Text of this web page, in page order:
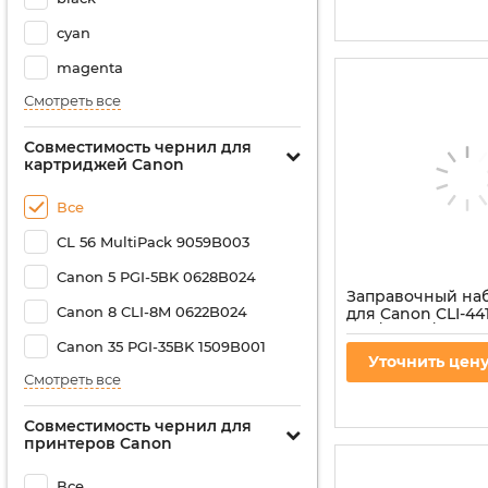
cyan
magenta
Смотреть все
Совместимость чернил для
картриджей Canon
Все
CL 56 MultiPack 9059B003
Canon 5 PGI-5BK 0628B024
Canon 8 CLI-8M 0622B024
Canon 35 PGI-35BK 1509B001
Смотреть все
Совместимость чернил для
принтеров Canon
Заправочный
для Canon CLI-
446/CLI-56/CLI-
3шт x 20мл C/M/Y
(IR3.C45/CMY)
Артикул:IR3.C45/CMY
Уточнить